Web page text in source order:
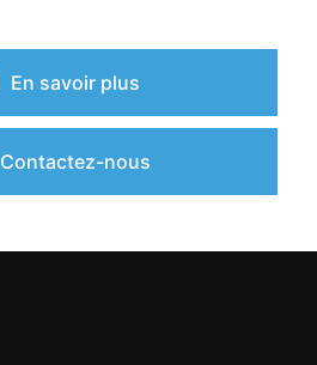
En savoir plus
Contactez-nous